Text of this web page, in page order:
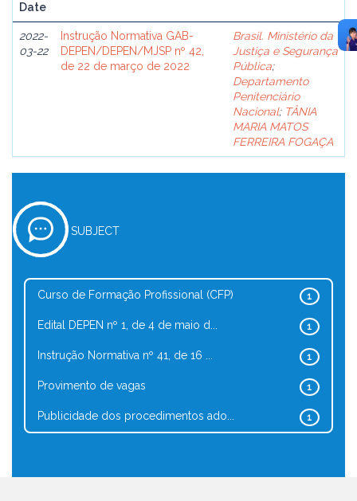
Date
2022-
03-22
Instrução Normativa GAB-
DEPEN/DEPEN/MJSP nº 42,
de 22 de março de 2022
Brasil. Ministério da
Justiça e Segurança
Pública;
Departamento
Penitenciário
Nacional; TÂNIA
MARIA MATOS
FERREIRA FOGAÇA
SUBJECT
1
Curso de Formação Profissional (CFP)
1
Edital DEPEN nº 1, de 4 de maio d...
1
Instrução Normativa nº 41, de 16 ...
1
Provimento de vagas
1
Publicidade dos procedimentos ado...